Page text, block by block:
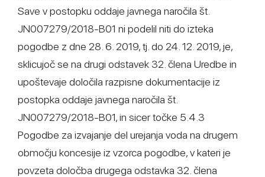
Save v postopku oddaje javnega naročila št.
JN007279/2018-B01 ni podelil niti do izteka
pogodbe z dne 28. 6. 2019, tj. do 24. 12. 2019, je,
sklicujoč se na drugi odstavek 32. člena Uredbe in
upoštevaje določila razpisne dokumentacije iz
postopka oddaje javnega naročila št.
JN007279/2018-B01, in sicer točke 5.4.3
Pogodbe za izvajanje del urejanja voda na drugem
območju koncesije iz vzorca pogodbe, v kateri je
povzeta določba drugega odstavka 32. člena